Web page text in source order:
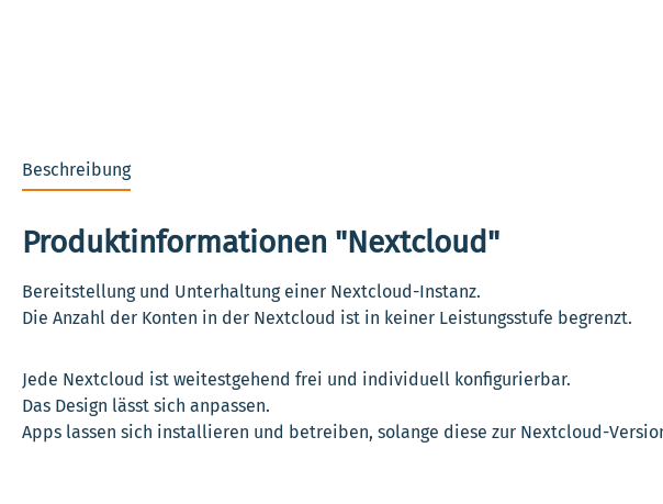
Beschreibung
Produktinformationen "Nextcloud"
Bereitstellung und Unterhaltung einer Nextcloud-Instanz.
Die Anzahl der Konten in der Nextcloud ist in keiner Leistungsstufe begrenzt.
Jede Nextcloud ist weitestgehend frei und individuell konfigurierbar.
Das Design lässt sich anpassen.
Apps lassen sich installieren und betreiben, solange diese zur Nextcloud-